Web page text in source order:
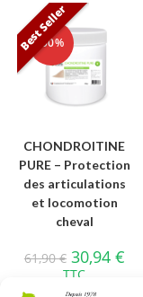
Best Seller
-50%
CHONDROITINE
PURE – Protection
des articulations
et locomotion
cheval
61,90€ 30,94 €
TTC